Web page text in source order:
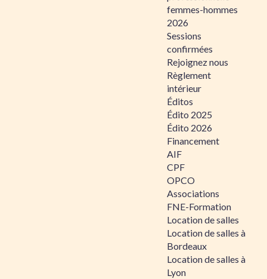
femmes-hommes
2026
Sessions
confirmées
Rejoignez nous
Règlement
intérieur
Éditos
Édito 2025
Édito 2026
Financement
AIF
CPF
OPCO
Associations
FNE-Formation
Location de salles
Location de salles à
Bordeaux
Location de salles à
Lyon